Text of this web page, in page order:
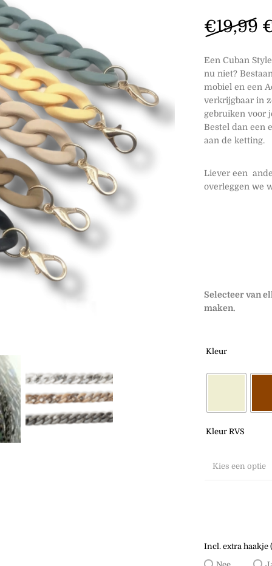
€19,99
Een Cuban
nu niet?
mobiel en een
verkrijgbaar in
gebruiken voor
Bestel dan een
aan de ketting.
Liever een
overleggen we
Selecteer van
maken.
Kleur
Kleur RVS
Kies een optie
Incl. extra haakje